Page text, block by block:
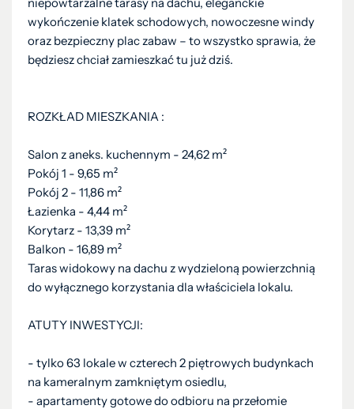
wykończenie klatek schodowych, nowoczesne windy
oraz bezpieczny plac zabaw – to wszystko sprawia, że
będziesz chciał zamieszkać tu już dziś.
ROZKŁAD MIESZKANIA :
Salon z aneks. kuchennym - 24,62 m²
Pokój 1 - 9,65 m²
Pokój 2 - 11,86 m²
Łazienka - 4,44 m²
Korytarz - 13,39 m²
Balkon - 16,89 m²
Taras widokowy na dachu z wydzieloną powierzchnią
do wyłącznego korzystania dla właściciela lokalu.
ATUTY INWESTYCJI:
- tylko 63 lokale w czterech 2 piętrowych budynkach
na kameralnym zamkniętym osiedlu,
- apartamenty gotowe do odbioru na przełomie